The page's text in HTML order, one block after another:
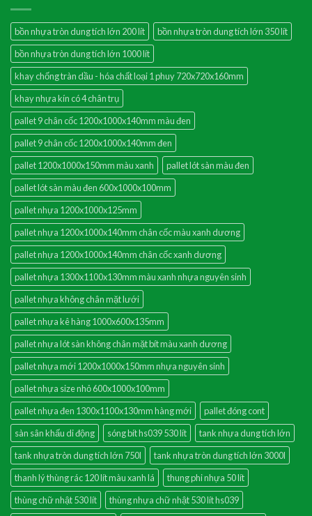
bồn nhựa tròn dung tích lớn 200 lít
bồn nhựa tròn dung tích lớn 350 lít
bồn nhựa tròn dung tích lớn 1000 lít
khay chống tràn dầu - hóa chất loại 1 phuy 720x720x160mm
khay nhựa kín có 4 chân trụ
pallet 9 chân cốc 1200x1000x140mm màu đen
pallet 9 chân cốc 1200x1000x140mm đen
pallet 1200x1000x150mm màu xanh
pallet lót sàn màu đen
pallet lót sàn màu đen 600x1000x100mm
pallet nhựa 1200x1000x125mm
pallet nhựa 1200x1000x140mm chân cốc màu xanh dương
pallet nhựa 1200x1000x140mm chân cốc xanh dương
pallet nhựa 1300x1100x130mm màu xanh nhựa nguyên sinh
pallet nhựa không chân mặt lưới
pallet nhựa kê hàng 1000x600x135mm
pallet nhựa lót sàn không chân mặt bít màu xanh dương
pallet nhựa mới 1200x1000x150mm nhựa nguyên sinh
pallet nhựa size nhỏ 600x1000x100mm
pallet nhựa đen 1300x1100x130mm hàng mới
pallet đóng cont
sàn sân khấu di động
sóng bít hs039 530 lít
tank nhựa dung tích lớn
tank nhựa tròn dung tích lớn 750l
tank nhựa tròn dung tích lớn 3000l
thanh lý thùng rác 120 lít màu xanh lá
thung phi nhựa 50 lít
thùng chữ nhật 530 lít
thùng nhựa chữ nhật 530 lít hs039